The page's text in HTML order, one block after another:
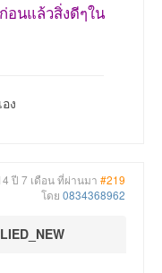
นแล้วสิ่งดีๆใน
ง
ปี 7 เดือน ที่ผ่านมา #219
โดย 0834368962